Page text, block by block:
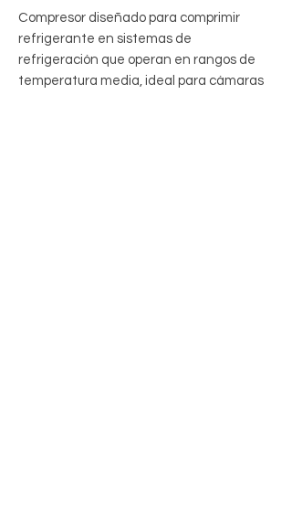
Compresor diseñado para comprimir
refrigerante en sistemas de
refrigeración que operan en rangos de
temperatura media, ideal para cámaras